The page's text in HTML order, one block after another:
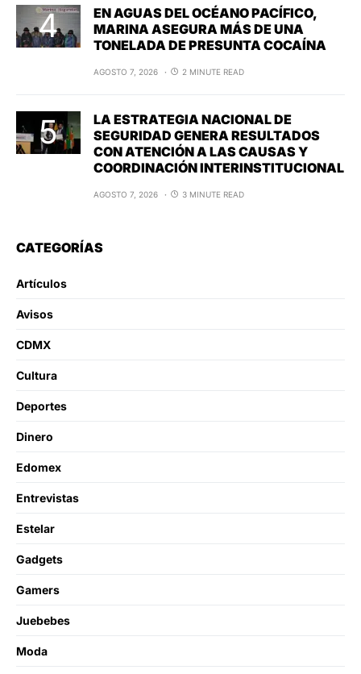
EN AGUAS DEL OCÉANO PACÍFICO,
MARINA ASEGURA MÁS DE UNA
TONELADA DE PRESUNTA COCAÍNA
AGOSTO 7, 2026 2 MINUTE READ
LA ESTRATEGIA NACIONAL DE
SEGURIDAD GENERA RESULTADOS
CON ATENCIÓN A LAS CAUSAS Y
COORDINACIÓN INTERINSTITUCIONAL
AGOSTO 7, 2026 3 MINUTE READ
CATEGORÍAS
Artículos
Avisos
CDMX
Cultura
Deportes
Dinero
Edomex
Entrevistas
Estelar
Gadgets
Gamers
Juebebes
Moda